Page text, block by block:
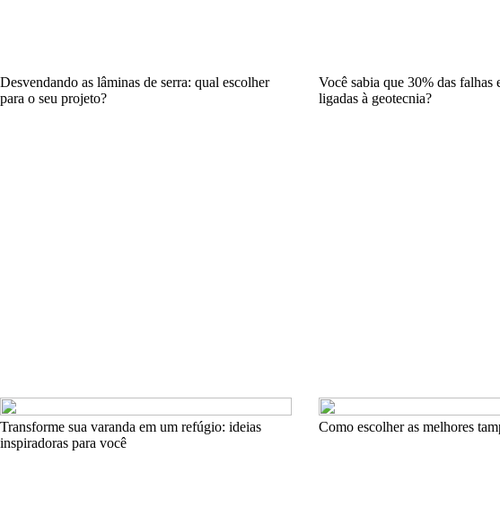
Desvendando as lâminas de serra: qual escolher
para o seu projeto?
Você sabia que 30% das falhas
ligadas à geotecnia?
Transforme sua varanda em um refúgio: ideias
inspiradoras para você
Como escolher as melhores